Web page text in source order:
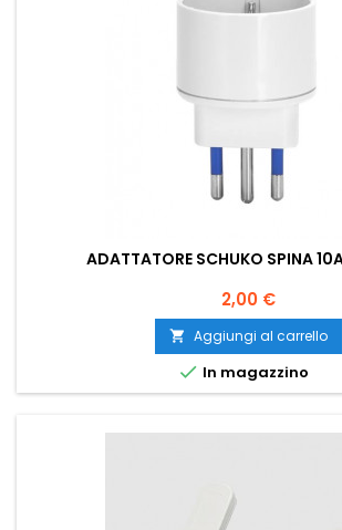
ADATTATORE SCHUKO SPINA
Prezzo
2,00 €
 Aggiungi al carrello
 In magazzino